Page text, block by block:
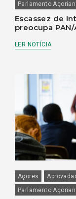
Parlamento
Escassez de
preocupa
LER NOTÍCIA
Açores
Parlamento